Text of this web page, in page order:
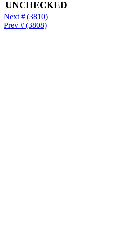
UNCHECKED
Next # (3810)
Prev # (3808)